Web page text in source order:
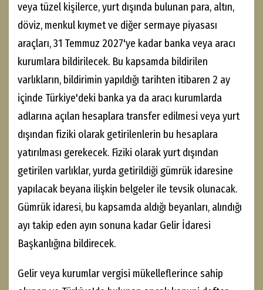
veya tüzel kişilerce, yurt dışında bulunan para, altın,
döviz, menkul kıymet ve diğer sermaye piyasası
araçları, 31 Temmuz 2027'ye kadar banka veya aracı
kurumlara bildirilecek. Bu kapsamda bildirilen
varlıkların, bildirimin yapıldığı tarihten itibaren 2 ay
içinde Türkiye'deki banka ya da aracı kurumlarda
adlarına açılan hesaplara transfer edilmesi veya yurt
dışından fiziki olarak getirilenlerin bu hesaplara
yatırılması gerekecek. Fiziki olarak yurt dışından
getirilen varlıklar, yurda getirildiği gümrük idaresine
yapılacak beyana ilişkin belgeler ile tevsik olunacak.
Gümrük idaresi, bu kapsamda aldığı beyanları, alındığı
ayı takip eden ayın sonuna kadar Gelir İdaresi
Başkanlığına bildirecek.
Gelir veya kurumlar vergisi mükelleflerince sahip